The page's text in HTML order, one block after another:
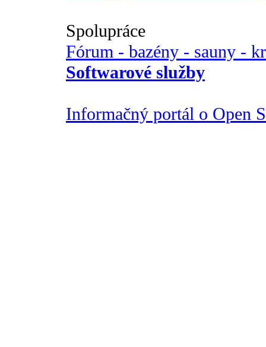
Spolupráce
Fórum - bazény - sauny -
Softwarové služby
Informačný portál o Open